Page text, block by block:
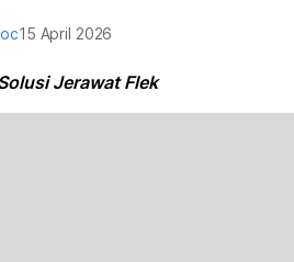
15 April 2026
Jerawat Flek